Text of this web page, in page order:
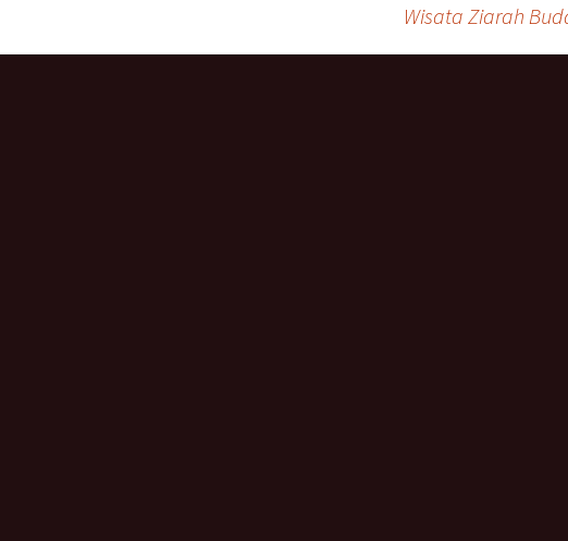
Wisata Ziarah